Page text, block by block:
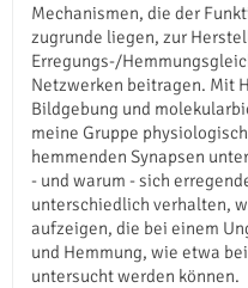
Mechanismen, die der
zugrunde liegen, zur
Erregungs-/
Netzwerken beitragen. Mit
Bildgebung und
meine Gruppe
hemmenden Synapsen
- und warum - sich
unterschiedlich verhalten,
aufzeigen, die bei einem
und Hemmung, wie etwa
untersucht werden können.